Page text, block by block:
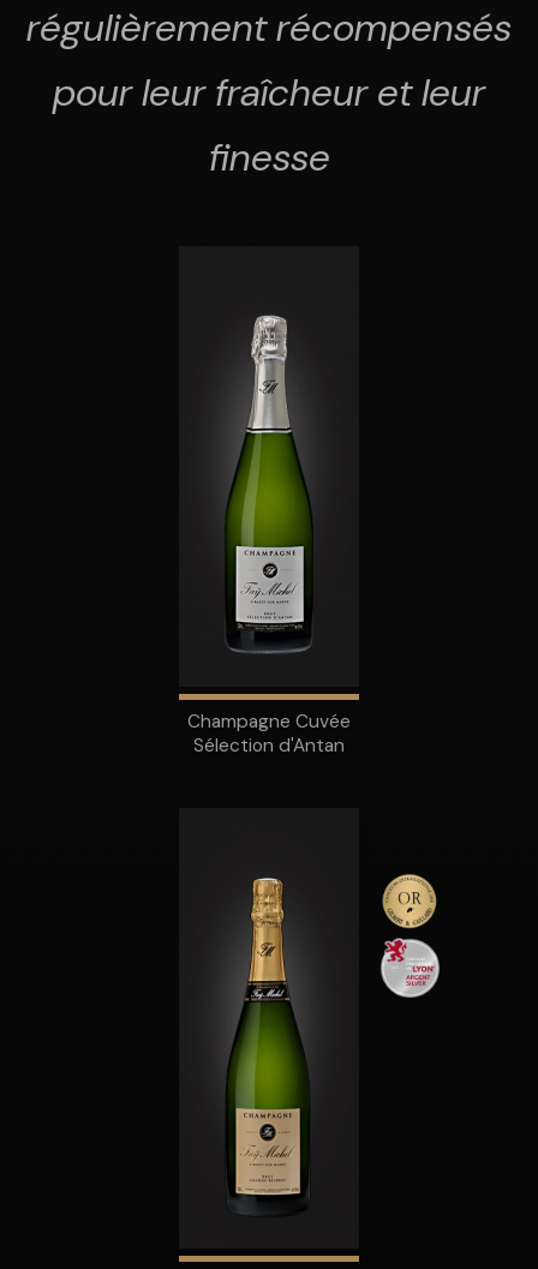
régulièrement récompensés
pour leur fraîcheur et leur
finesse
Champagne Cuvée
Sélection d'Antan